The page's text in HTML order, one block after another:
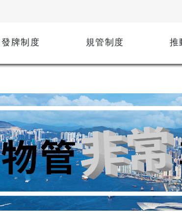
發牌制度 規管制度 推